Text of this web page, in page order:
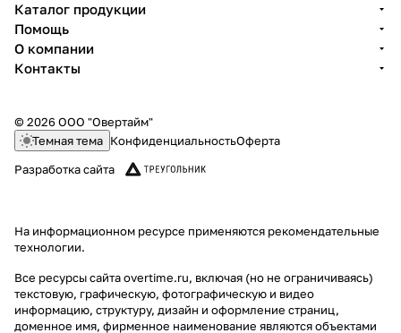
Каталог продукции
Помощь
О компании
Контакты
© 2026 ООО "Овертайм"
Темная тема КонфиденциальностьОферта
Разработка сайта
На информационном ресурсе применяются рекомендательные
технологии.
Все ресурсы сайта overtime.ru, включая (но не ограничиваясь)
текстовую, графическую, фотографическую и видео
информацию, структуру, дизайн и оформление страниц,
доменное имя, фирменное наименование являются объектами